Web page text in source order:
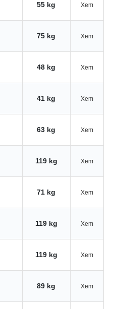
55 kg Xem
75 kg Xem
48 kg Xem
41 kg Xem
63 kg Xem
119 kg Xem
71 kg Xem
119 kg Xem
119 kg Xem
89 kg Xem